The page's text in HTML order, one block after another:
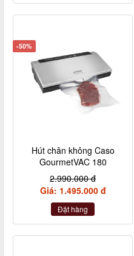
-50%
Hút chân không Caso
GourmetVAC 180
2.990.000 đ
Giá: 1.495.000 đ
Đặt hàng